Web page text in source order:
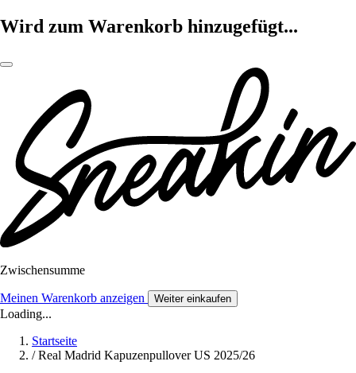
Wird zum Warenkorb hinzugefügt...
Zwischensumme
Meinen Warenkorb anzeigen Weiter einkaufen
Loading...
Startseite
/ Real Madrid Kapuzenpullover US 2025/26